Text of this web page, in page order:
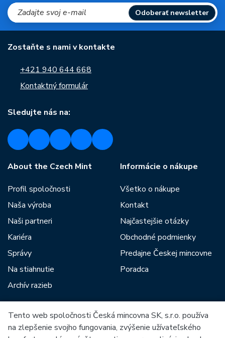
Odoberať newsletter
Zostaňte s nami v kontakte
+421 940 644 668
Kontaktný formulár
Sledujte nás na:
About the Czech Mint
Profil spoločnosti
Naša výroba
Naši partneri
Kariéra
Správy
Na stiahnutie
Archív razieb
Informácie o nákupe
Všetko o nákupe
Kontakt
Najčastejšie otázky
Obchodné podmienky
Predajne Českej mincovne
Poradca
Medzi našich partnerov patria:
Tento web spoločnosti Česká mincovna SK, s.r.o. používa
na zlepšenie svojho fungovania, zvýšenie užívateľského